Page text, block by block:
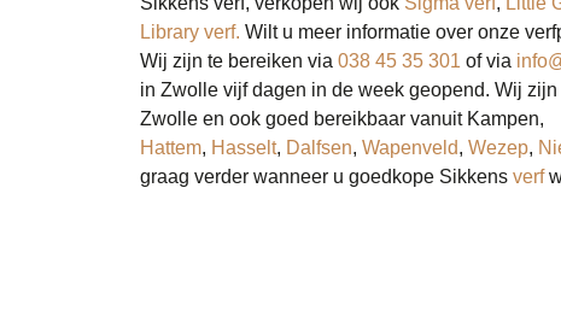
Library verf. Wilt u meer informatie over onze
Wij zijn te bereiken via038 45 35 301 of via
in Zwolle vijf dagen in de week geopend. Wij
Zwolle en ook goed bereikbaar vanuit Kampen,
Hattem, Hasselt, Dalfsen,Wapenveld,Wezep,
graag verder wanneer u goedkope Sikkensverf